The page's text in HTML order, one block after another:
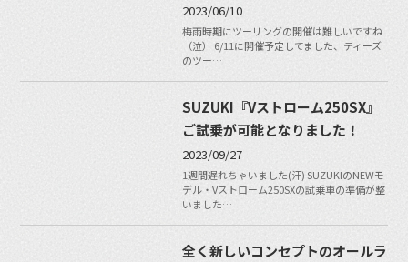
2023/06/10
梅雨時期にツーリングの開催は難しいですね
（泣） 6/11に開催予定してました、ティーズ
のツー…
SUZUKI『Vストローム250SX』
ご試乗が可能となりました！
2023/09/27
1週間遅れちゃいました(汗) SUZUKIのNEWモ
デル・Vストローム250SXの試乗車の準備が整
いました…
全く新しいコンセプトのオールラ